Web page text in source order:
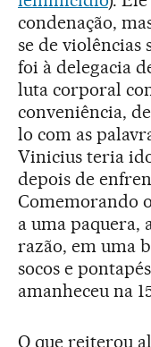
condenação,
se de violências
foi à delegacia
luta corporal
conveniência,
lo com as
Vinicius teria
depois de
Comemorando
a uma paquera,
razão, em uma
socos e
amanheceu na
O que reiterou